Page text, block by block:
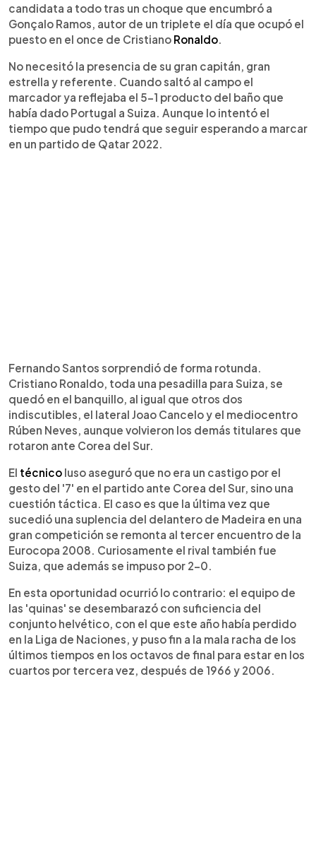
candidata a todo tras un choque que encumbró a
Gonçalo Ramos, autor de un triplete el día que ocupó el
puesto en el once de Cristiano Ronaldo
No necesitó la presencia de su gran capitán, gran
estrella y referente. Cuando saltó al campo el
marcador ya reflejaba el 5-1 producto del baño que
había dado Portugal a Suiza. Aunque lo intentó el
tiempo que pudo tendrá que seguir esperando a marcar
en un partido de Qatar 2022.
Fernando Santos sorprendió de forma rotunda.
Cristiano Ronaldo, toda una pesadilla para Suiza, se
quedó en el banquillo, al igual que otros dos
indiscutibles, el lateral Joao Cancelo y el mediocentro
Rúben Neves, aunque volvieron los demás titulares que
rotaron ante Corea del Sur.
El técnico luso aseguró que no era un castigo por el
gesto del '7' en el partido ante Corea del Sur, sino una
cuestión táctica. El caso es que la última vez que
sucedió una suplencia del delantero de Madeira en una
gran competición se remonta al tercer encuentro de la
Eurocopa 2008. Curiosamente el rival también fue
Suiza, que además se impuso por 2-0.
En esta oportunidad ocurrió lo contrario: el equipo de
las 'quinas' se desembarazó con suficiencia del
conjunto helvético, con el que este año había perdido
en la Liga de Naciones, y puso fin a la mala racha de los
últimos tiempos en los octavos de final para estar en los
cuartos por tercera vez, después de 1966 y 2006.